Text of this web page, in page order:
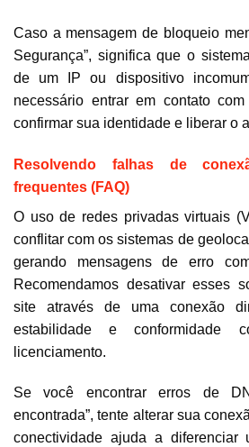
Caso a mensagem de bloqueio
Segurança”, significa que o
de um IP ou dispositivo
necessário entrar em contato
confirmar sua identidade e liberar o
Resolvendo falhas de
frequentes (FAQ)
O uso de redes privadas virtuais
conflitar com os sistemas de
gerando mensagens de erro
Recomendamos desativar esses
site através de uma conexão
estabilidade e conformidade
licenciamento.
Se você encontrar erros de
encontrada”, tente alterar sua
conectividade ajuda a diferenciar